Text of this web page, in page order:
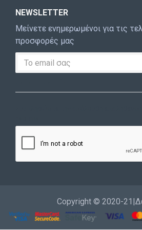
NEWSLETTER
Μείνετε ενημερωμένοι για τις
προσφορές μας
Copyright © 2020-
Σύνδεση Εγγραφή